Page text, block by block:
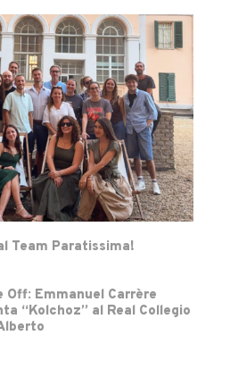
Team Paratissima!
Off: Emmanuel Carrère
“Kolchoz” al Real Collegio